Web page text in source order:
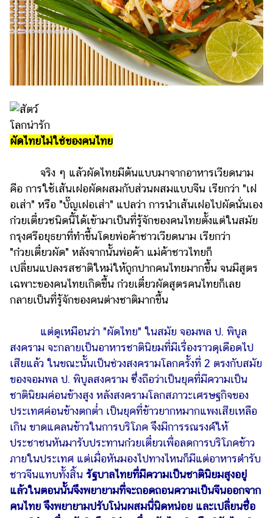
บ้าน
และ
การ
ตกแต่ง
มือ
ถือ
ราคา
ทอง
ราคา
วา
ไร
ตี้
แต่งงาน
และ
เด็ก
Infographic
บริการ
แอปฯ
คอร์ส
ออนไลน์
เรียน
เลข
ผัดไทยไม่ใช่ของคนไทย
จริง ๆ แล้วผัดไทยมีต้นแบบมาจากอาหารเวียดนาม
คือ การใช้เส้นเฝอผัดผสมกับส่วนผสมแบบจีน เรียกว่า "เฝ
อเส่า" หรือ "บั๊ญเฝอเส่า" แปลว่า การนำเส้นเฝอไปผัดนั่นเอง
ก๋วยเตี๋ยวชนิดนี้ได้เข้ามาเป็นที่รู้จักของคนไทยตั้งแต่ในสมัย
กรุงศรีอยุธยาที่ทำขึ้นโดยพ่อค้าชาวเวียดนาม เรียกว่า
"ก๋วยเตี๋ยวผัด" หลังจากนั้นพ่อค้า แม่ค้าชาวไทยก็
เปลี่ยนแปลงรสชาติใหม่ให้ถูกปากคนไทยมากขึ้น จนมีสูตร
เฉพาะของคนไทยเกิดขึ้น ก๋วยเตี๋ยวผัดสูตรคนไทยก็เลย
กลายเป็นที่รู้จักของคนต่างชาติมากขึ้น
แต่ดูเหมือนว่า "ผัดไทย" ในสมัย จอมพล ป. พิบูล
สงคราม จะกลายเป็นอาหารชาตินิยมที่มีเรื่องราวดุเดือดไป
เสียแล้ว ในขณะนั้นเป็นช่วงสงครามโลกครั้งที่ 2 ตรงกับสมัย
ของจอมพล ป. พิบูลสงคราม ซึ่งถือว่าเป็นยุคที่มีความเป็น
ชาตินิยมค่อนข้างสูง หลังสงครามโลกสภาวะเศรษฐกิจของ
ประเทศค่อนข้างตกต่ำ เป็นยุคที่ข้าวยากหมากแพงเสียเหลือ
เกิน ขาดแคลนข้าวในการบริโภค จึงมีการรณรงค์ให้
ประชาชนหันมารับประทานก๋วยเตี๋ยวเพื่อลดการบริโภคข้าว
ภายในประเทศ แต่เมื่อหันมองไปทางไหนก็มีแต่อาหารตำรับ
ชาวจีนแทบทั้งสิ้น รัฐบาลไทยที่มีความเป็นชาตินิยมสูงอยู่
แล้วในตอนนั้นจึงพยายามที่จะถอดถอนความเป็นจีนออกจาก
คนไทย จึงพยายามปรับโน่นผสมนี่นิดหน่อย และเปลี่ยนชื่อ